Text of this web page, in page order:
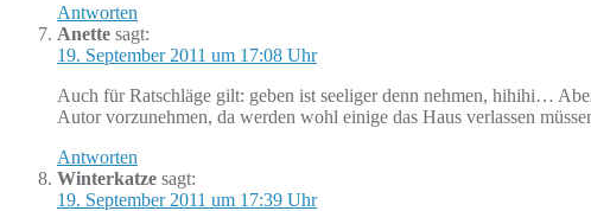
Antworten
Anette sagt:
19. September 2011 um 17:08 Uhr
Auch für Ratschläge gilt: geben ist seeliger denn nehmen, hihihi…
Autor vorzunehmen, da werden wohl einige das Haus verlassen
Antworten
Winterkatze sagt:
19. September 2011 um 17:39 Uhr